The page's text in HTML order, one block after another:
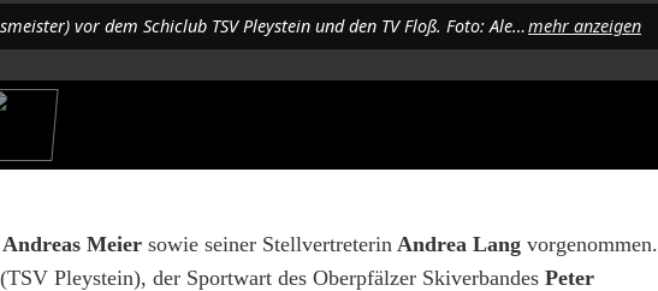
Die siegreichen drei Mannschaften der TV Vohenstrauß (Landkreismeister) vor dem Schiclub TSV Pleystein und den TV Floß. Foto: Alexander Schönmehr anzeigen
Meier sowie seiner Stellvertreterin Andrea Lang vorgenommen.
(TSV Pleystein), der Sportwart des Oberpfälzer Skiverbandes Peter